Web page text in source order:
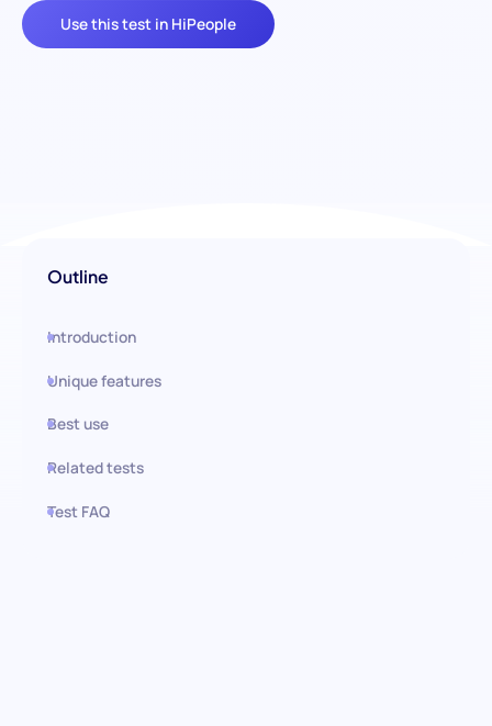
Use this test in HiPeople
Outline
Introduction
Unique features
Best use
Related tests
Test FAQ